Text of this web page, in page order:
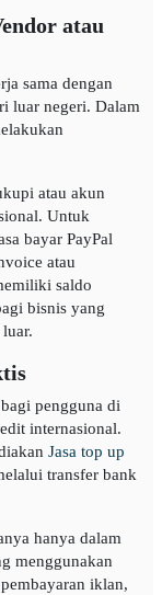
atau
sama dengan
luar negeri. Dalam
atau akun
Untuk
bayar PayPal
atau
saldo
bisnis yang
pengguna di
internasional.
Jasa top up
transfer bank
hanya dalam
menggunakan
iklan,